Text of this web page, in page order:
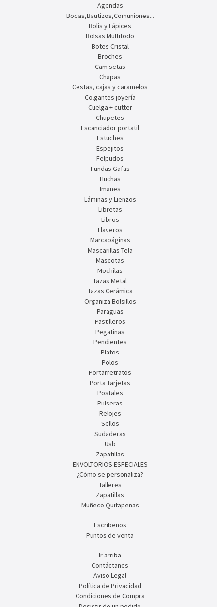
Agendas
Bodas,Bautizos,Comuniones...
Bolis y Lápices
Bolsas Multitodo
Botes Cristal
Broches
Camisetas
Chapas
Cestas, cajas y caramelos
Colgantes joyería
Cuelga + cutter
Chupetes
Escanciador portatil
Estuches
Espejitos
Felpudos
Fundas Gafas
Huchas
Imanes
Láminas y Lienzos
Libretas
Libros
Llaveros
Marcapáginas
Mascarillas Tela
Mascotas
Mochilas
Tazas Metal
Tazas Cerámica
Organiza Bolsillos
Paraguas
Pastilleros
Pegatinas
Pendientes
Platos
Polos
Portarretratos
Porta Tarjetas
Postales
Pulseras
Relojes
Sellos
Sudaderas
Usb
Zapatillas
ENVOLTORIOS ESPECIALES
¿Cómo se personaliza?
Talleres
Zapatillas
Muñeco Quitapenas
Escríbenos
Puntos de venta
Ir arriba
Contáctanos
Aviso Legal
Política de Privacidad
Condiciones de Compra